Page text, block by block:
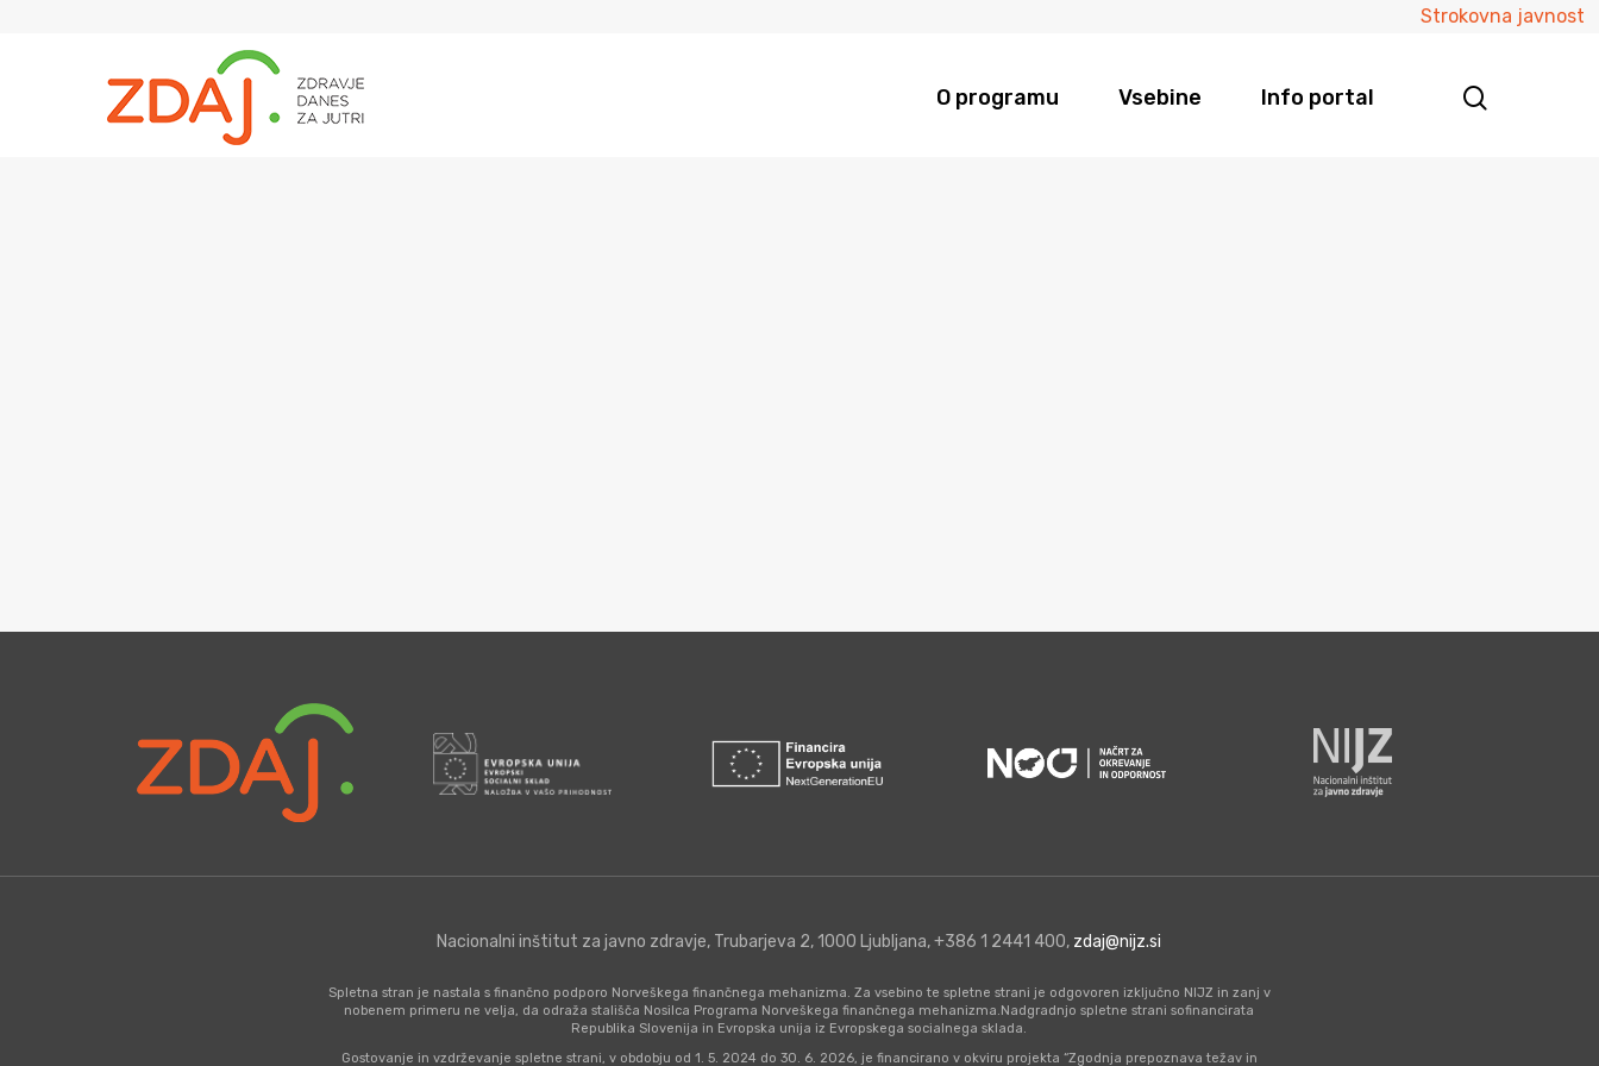
Strokovna javnost
O programu Vsebine Info portal
Nacionalni inštitut za javno zdravje, Trubarjeva 2, 1000 Ljubljana, +386 1 2441 400, zdaj@nijz.si
Spletna stran je nastala s finančno podporo Norveškega finančnega mehanizma. Za vsebino te spletne strani je odgovoren izključno NIJZ in zanj v
nobenem primeru ne velja, da odraža stališča Nosilca Programa Norveškega finančnega mehanizma.Nadgradnjo spletne strani sofinancirata
Republika Slovenija in Evropska unija iz Evropskega socialnega sklada.
Gostovanje in vzdrževanje spletne strani, v obdobju od 1. 5. 2024 do 30. 6. 2026, je financirano v okviru projekta “Zgodnja prepoznava težav in